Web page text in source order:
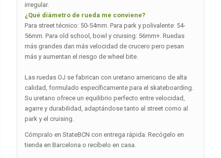
irregular.
¿Qué diámetro de rueda me conviene?
Para street técnico: 50-54mm. Para park y polivalente: 54-
56mm. Para old school, bowl y cruising: 56mm+. Ruedas
más grandes dan más velocidad de crucero pero pesan
más y aumentan el riesgo de wheel bite.
Las ruedas OJ se fabrican con uretano americano de alta
calidad, formulado específicamente para el skateboarding.
Su uretano ofrece un equilibrio perfecto entre velocidad,
agarre y durabilidad, adaptándose tanto al street como al
park y el cruising.
Cómpralo en StateBCN con entrega rápida. Recógelo en
tienda en Barcelona o recíbelo en casa.